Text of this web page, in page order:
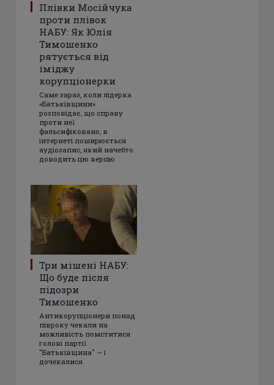
Плівки Мосійчука
проти плівок
НАБУ: Як Юлія
Тимошенко
рятується від
іміджу
корупціонерки
Саме зараз, коли лідерка
«Батьківщини»
розповідає, що справу
проти неї
фальсифіковано, в
інтернеті поширюється
аудіозапис, який начебто
доводить цю версію
Три мішені НАБУ:
Що буде після
підозри
Тимошенко
Антикорупціонери понад
півроку чекали на
можливість помститися
голові партії
"Батьківщина" — і
дочекалися